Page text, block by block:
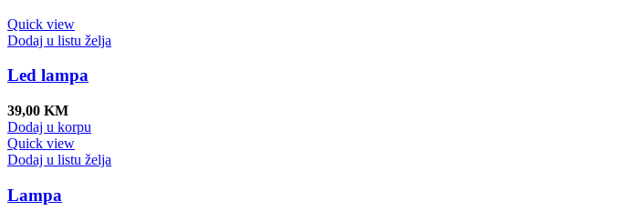
Quick view
Dodaj u listu želja
Led lampa
39,00 KM
Dodaj u korpu
Quick view
Dodaj u listu želja
Lampa